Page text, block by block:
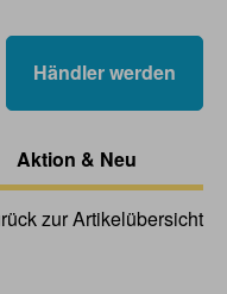
Händler werden
Aktion & Neu
zur Artikelübersicht